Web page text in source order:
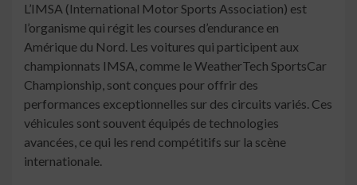
L’IMSA (International Motor Sports Association) est
l’organisme qui régit les courses d’endurance en
Amérique du Nord. Les voitures qui participent aux
championnats IMSA, comme le WeatherTech SportsCar
Championship, sont conçues pour offrir des
performances exceptionnelles sur des circuits variés. Ces
véhicules sont souvent équipés de technologies
avancées, ce qui les rend compétitifs sur la scène
internationale.